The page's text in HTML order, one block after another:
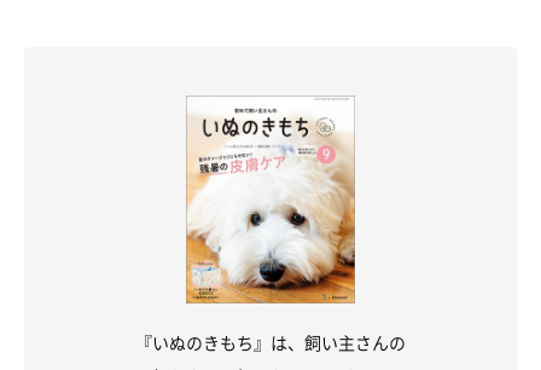
『いぬのきもち』は、飼い主さんの